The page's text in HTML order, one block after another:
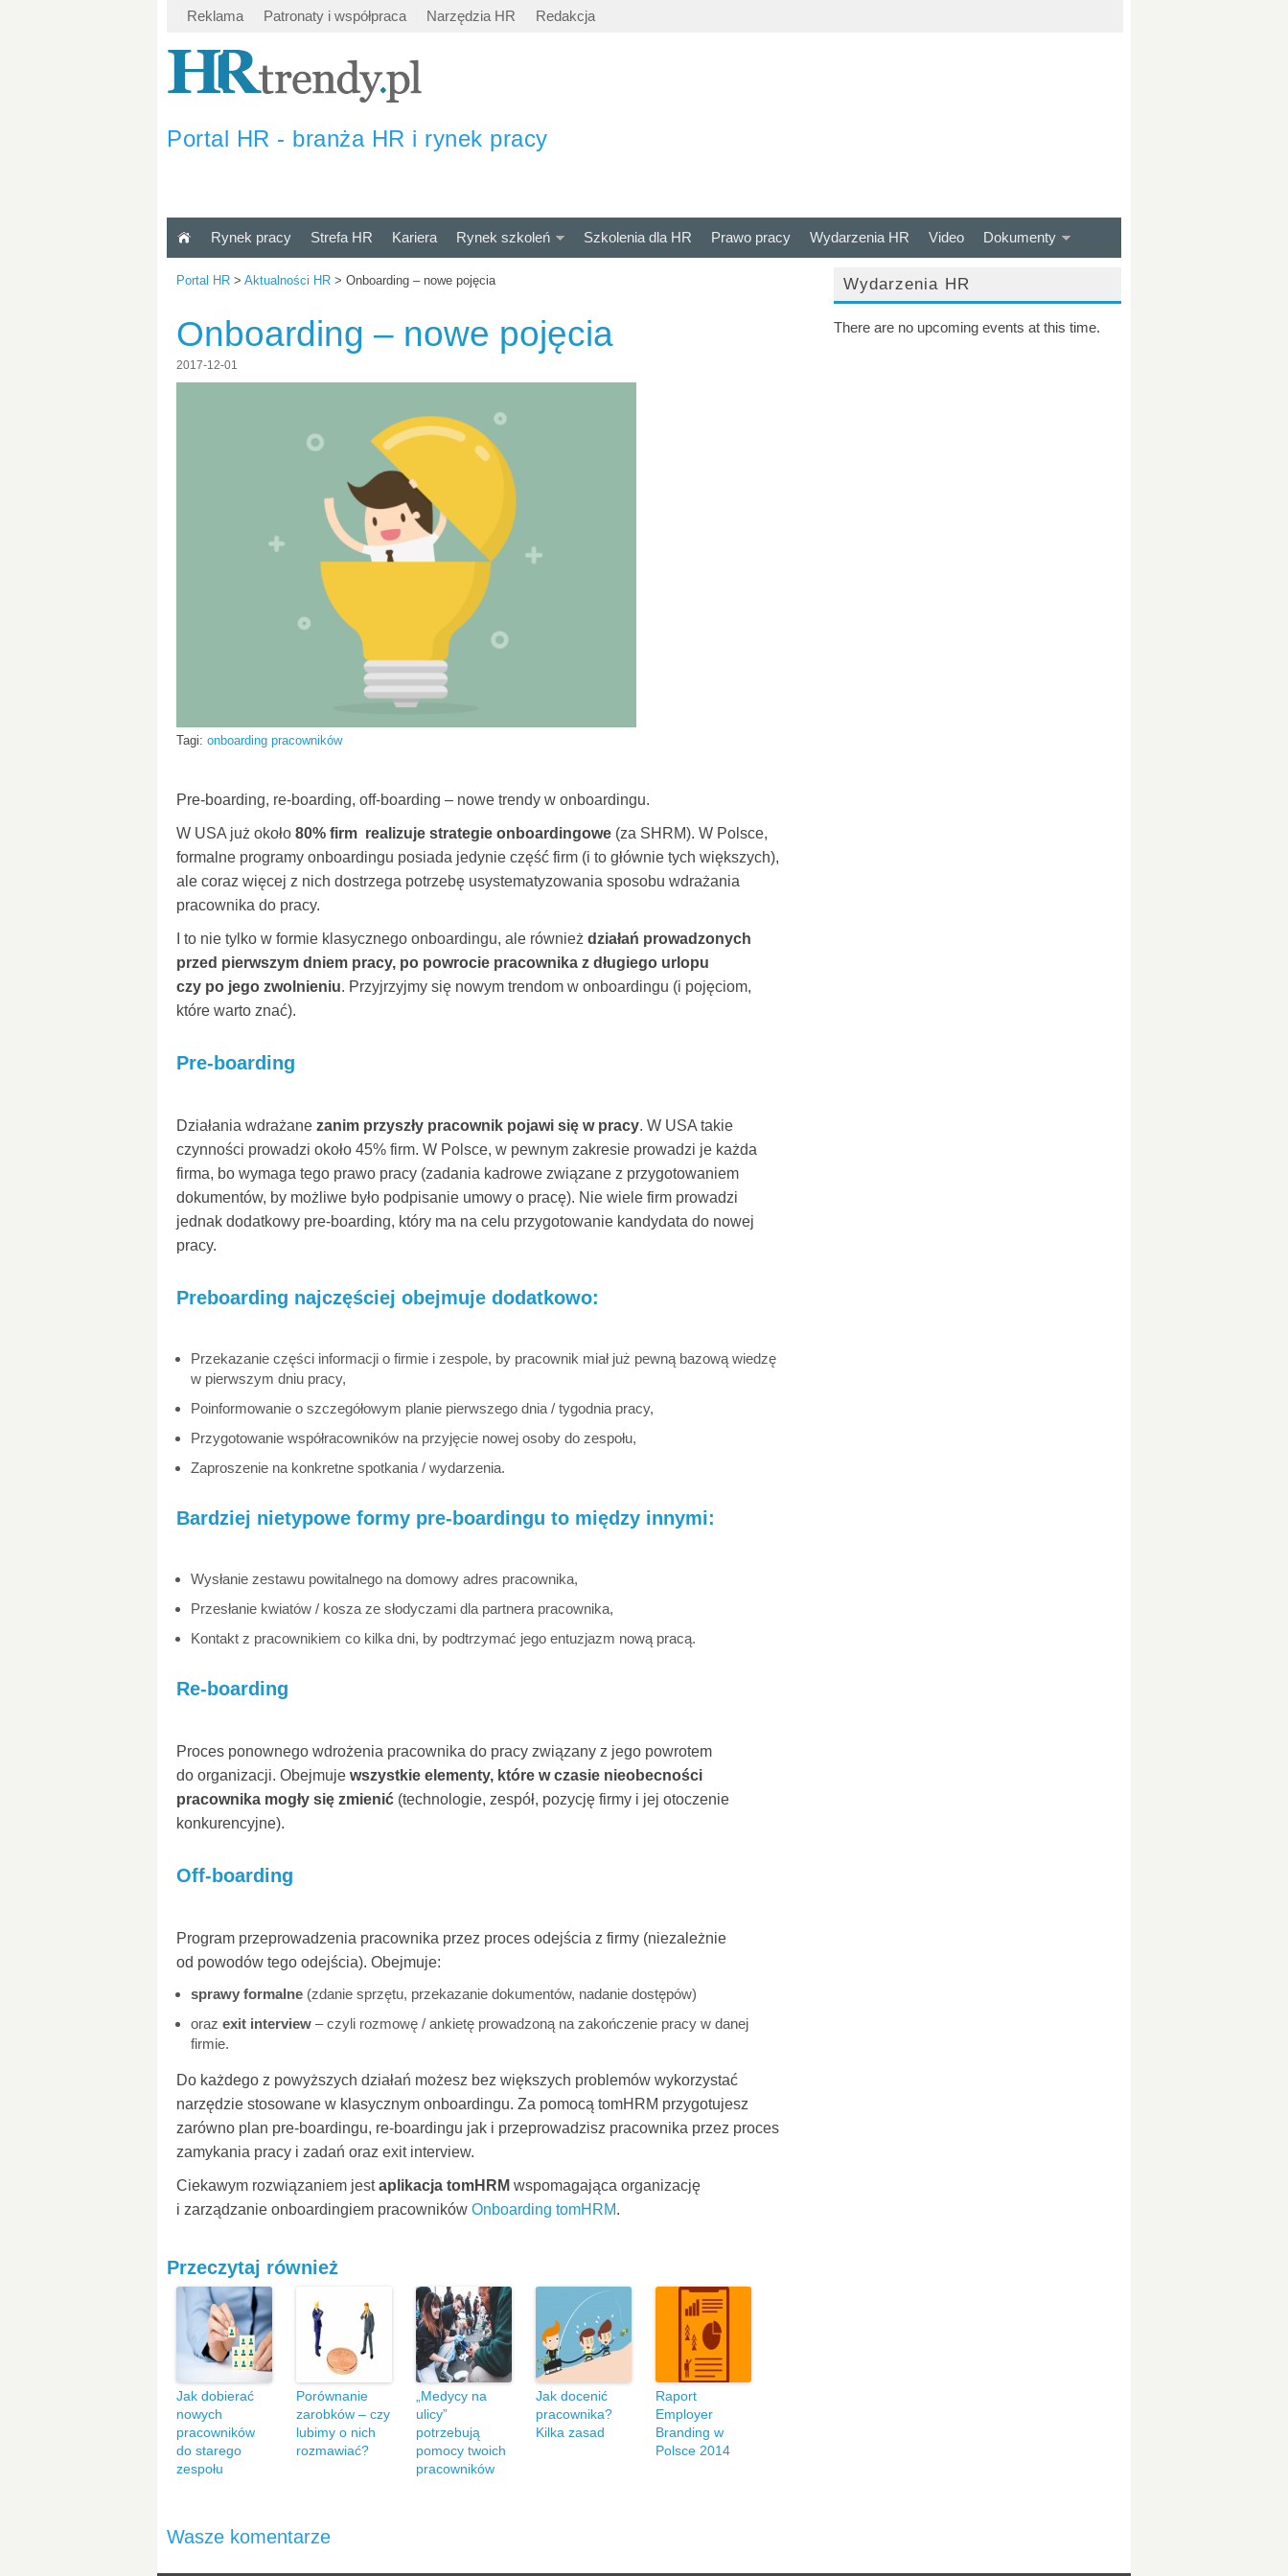
Reklama Patronaty i współpraca Narzędzia HR Redakcja
Portal HR - branża HR i rynek pracy
Rynek pracy Strefa HR Kariera Rynek szkoleń Szkolenia dla HR Prawo pracy Wydarzenia HR Video Dokumenty
Portal HR > Aktualności HR > Onboarding – nowe pojęcia
Onboarding – nowe pojęcia
2017-12-01
Tagi: onboarding pracowników
Pre-boarding, re-boarding, off-boarding – nowe trendy w onboardingu.
W USA już około 80% firm realizuje strategie onboardingowe (za SHRM). W Polsce,
formalne programy onboardingu posiada jedynie część firm (i to głównie tych większych),
ale coraz więcej z nich dostrzega potrzebę usystematyzowania sposobu wdrażania
pracownika do pracy.
I to nie tylko w formie klasycznego onboardingu, ale również działań prowadzonych
przed pierwszym dniem pracy, po powrocie pracownika z długiego urlopu
czy po jego zwolnieniu. Przyjrzyjmy się nowym trendom w onboardingu (i pojęciom,
które warto znać).
Pre-boarding
Działania wdrażane zanim przyszły pracownik pojawi się w pracy. W USA takie
czynności prowadzi około 45% firm. W Polsce, w pewnym zakresie prowadzi je każda
firma, bo wymaga tego prawo pracy (zadania kadrowe związane z przygotowaniem
dokumentów, by możliwe było podpisanie umowy o pracę). Nie wiele firm prowadzi
jednak dodatkowy pre-boarding, który ma na celu przygotowanie kandydata do nowej
pracy.
Preboarding najczęściej obejmuje dodatkowo:
Przekazanie części informacji o firmie i zespole, by pracownik miał już pewną bazową wiedzę
w pierwszym dniu pracy,
Poinformowanie o szczegółowym planie pierwszego dnia / tygodnia pracy,
Przygotowanie współracowników na przyjęcie nowej osoby do zespołu,
Zaproszenie na konkretne spotkania / wydarzenia.
Bardziej nietypowe formy pre-boardingu to między innymi:
Wysłanie zestawu powitalnego na domowy adres pracownika,
Przesłanie kwiatów / kosza ze słodyczami dla partnera pracownika,
Kontakt z pracownikiem co kilka dni, by podtrzymać jego entuzjazm nową pracą.
Re-boarding
Proces ponownego wdrożenia pracownika do pracy związany z jego powrotem
do organizacji. Obejmuje wszystkie elementy, które w czasie nieobecności
pracownika mogły się zmienić (technologie, zespół, pozycję firmy i jej otoczenie
konkurencyjne).
Off-boarding
Program przeprowadzenia pracownika przez proces odejścia z firmy (niezależnie
od powodów tego odejścia). Obejmuje:
sprawy formalne (zdanie sprzętu, przekazanie dokumentów, nadanie dostępów)
oraz exit interview – czyli rozmowę / ankietę prowadzoną na zakończenie pracy w danej
firmie.
Do każdego z powyższych działań możesz bez większych problemów wykorzystać
narzędzie stosowane w klasycznym onboardingu. Za pomocą tomHRM przygotujesz
zarówno plan pre-boardingu, re-boardingu jak i przeprowadzisz pracownika przez proces
zamykania pracy i zadań oraz exit interview.
Ciekawym rozwiązaniem jestaplikacja tomHRM wspomagająca organizację
i zarządzanie onboardingiem pracowników Onboarding tomHRM.
Przeczytaj również
Jak dobierać
nowych
pracowników
do starego
zespołu
Porównanie
zarobków – czy
lubimy o nich
rozmawiać?
„Medycy na
ulicy”
potrzebują
pomocy twoich
pracowników
Jak docenić
pracownika?
Kilka zasad
Raport
Employer
Branding w
Polsce 2014
Wasze komentarze
Wydarzenia HR
There are no upcoming events at this time.